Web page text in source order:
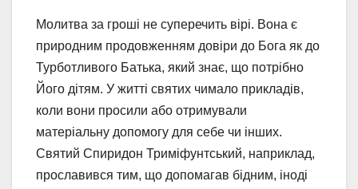
Молитва за гроші не суперечить вірі. Вона є
природним продовженням довіри до Бога як до
Турботливого Батька, який знає, що потрібно
Його дітям. У житті святих чимало прикладів,
коли вони просили або отримували
матеріальну допомогу для себе чи інших.
Святий Спиридон Триміфунтський, наприклад,
прославився тим, що допомагав бідним, іноді